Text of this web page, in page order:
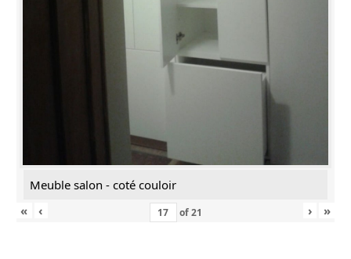
Meuble salon - coté couloir
«
‹ of21 › »